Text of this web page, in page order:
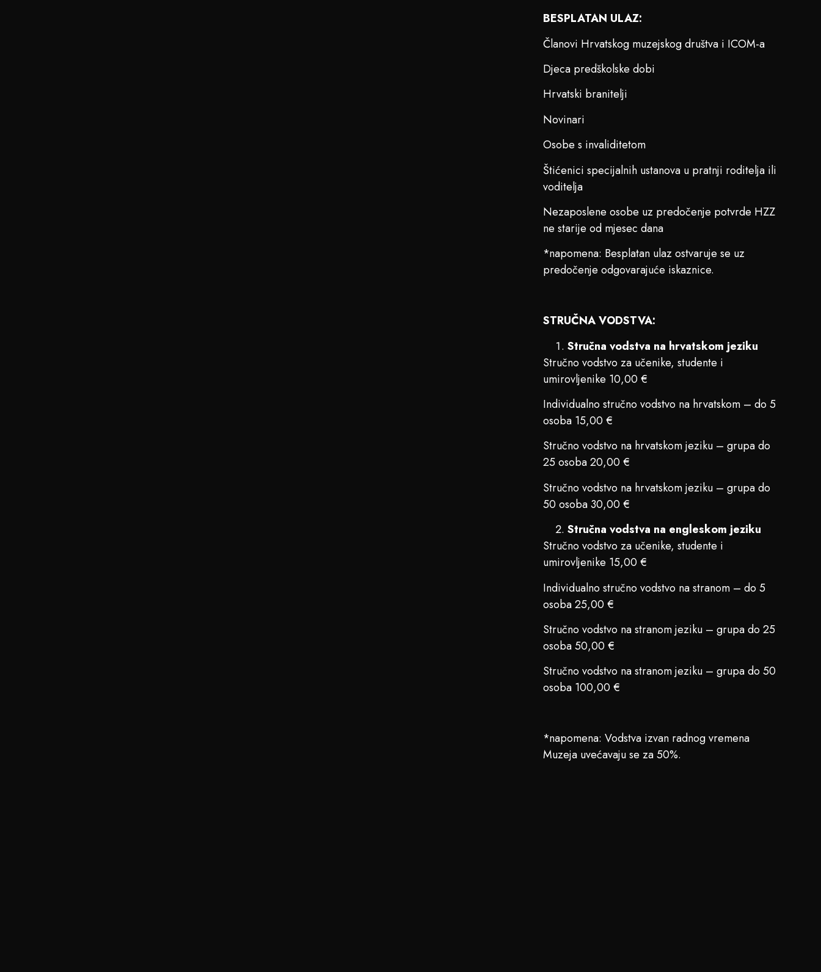
BESPLATAN ULAZ:
Članovi Hrvatskog muzejskog društva i ICOM-a
Djeca predškolske dobi
Hrvatski branitelji
Novinari
Osobe s invaliditetom
Štićenici specijalnih ustanova u pratnji roditelja ili
voditelja
Nezaposlene osobe uz predočenje potvrde HZZ
ne starije od mjesec dana
*napomena: Besplatan ulaz ostvaruje se uz
predočenje odgovarajuće iskaznice.
STRUČNA VODSTVA:
Stručna vodstva na hrvatskom jeziku
Stručno vodstvo za učenike, studente i
umirovljenike 10,00 €
Individualno stručno vodstvo na hrvatskom – do 5
osoba 15,00 €
Stručno vodstvo na hrvatskom jeziku – grupa do
25 osoba 20,00 €
Stručno vodstvo na hrvatskom jeziku – grupa do
50 osoba 30,00 €
Stručna vodstva na engleskom jeziku
Stručno vodstvo za učenike, studente i
umirovljenike 15,00 €
Individualno stručno vodstvo na stranom – do 5
osoba 25,00 €
Stručno vodstvo na stranom jeziku – grupa do 25
osoba 50,00 €
Stručno vodstvo na stranom jeziku – grupa do 50
osoba 100,00 €
*napomena: Vodstva izvan radnog vremena
Muzeja uvećavaju se za 50%.